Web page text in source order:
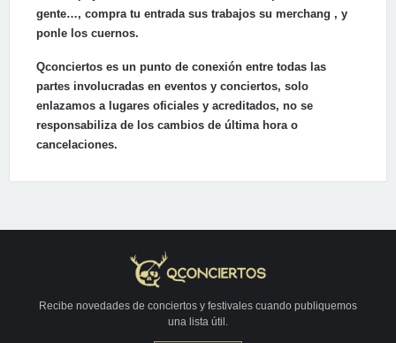
gente…, compra tu entrada sus trabajos su merchang , y
ponle los cuernos.
Qconciertos es un punto de conexión entre todas las
partes involucradas en eventos y conciertos, solo
enlazamos a lugares oficiales y acreditados, no se
responsabiliza de los cambios de última hora o
cancelaciones.
Recibe novedades de conciertos y festivales cuando publiquemos
una lista útil.